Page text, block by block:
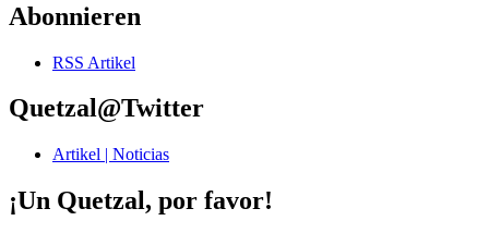
Abonnieren
RSS Artikel
Quetzal@Twitter
Artikel | Noticias
¡Un Quetzal, por favor!